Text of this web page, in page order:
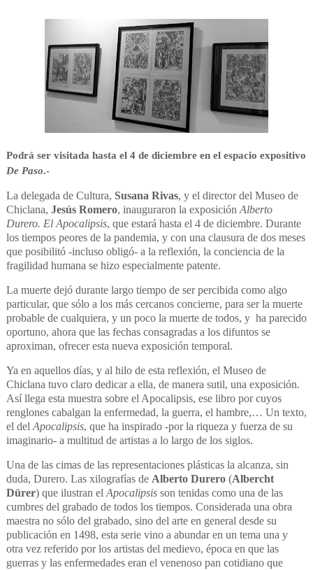
Podrá ser visitada hasta el 4 de diciembre en el espacio expositivo
De Paso.-
La delegada de Cultura, Susana Rivas, y el director del Museo de
Chiclana, Jesús Romero, inauguraron la exposición Alberto
Durero. El Apocalipsis, que estará hasta el 4 de diciembre. Durante
los tiempos peores de la pandemia, y con una clausura de dos meses
que posibilitó -incluso obligó- a la reflexión, la conciencia de la
fragilidad humana se hizo especialmente patente.
La muerte dejó durante largo tiempo de ser percibida como algo
particular, que sólo a los más cercanos concierne, para ser la muerte
probable de cualquiera, y un poco la muerte de todos, y ha parecido
oportuno, ahora que las fechas consagradas a los difuntos se
aproximan, ofrecer esta nueva exposición temporal.
Ya en aquellos días, y al hilo de esta reflexión, el Museo de
Chiclana tuvo claro dedicar a ella, de manera sutil, una exposición.
Así llega esta muestra sobre el Apocalipsis, ese libro por cuyos
renglones cabalgan la enfermedad, la guerra, el hambre,… Un texto,
el del Apocalipsis, que ha inspirado -por la riqueza y fuerza de su
imaginario- a multitud de artistas a lo largo de los siglos.
Una de las cimas de las representaciones plásticas la alcanza, sin
duda, Durero. Las xilografías de Alberto Durero(Albercht
Dürer) que ilustran el Apocalipsisson tenidas como una de las
cumbres del grabado de todos los tiempos. Considerada una obra
maestra no sólo del grabado, sino del arte en general desde su
publicación en 1498, esta serie vino a abundar en un tema una y
otra vez referido por los artistas del medievo, época en que las
guerras y las enfermedades eran el venenoso pan cotidiano que